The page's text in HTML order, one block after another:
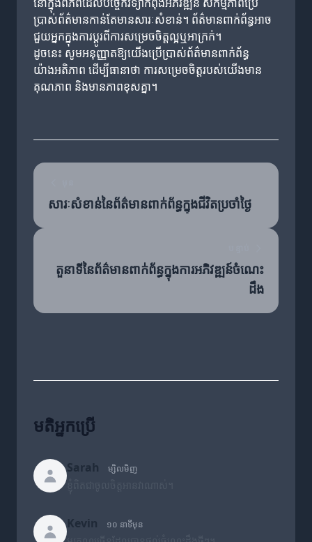
ប្រាស់ព័ត៌មានកាន់តែមានសារៈសំខាន់។ ព័ត៌មានពាក់ព័ន្ធអាច
ជួយអ្នកក្នុងការប្តូរពីការសម្រេចចិត្តល្អឬអាក្រក់។
ដូចនេះ សូមអនុញ្ញាតឱ្យយើងប្រើប្រាស់ព័ត៌មានពាក់ព័ន្ធ
យ៉ាងអតិភាព ដើម្បីធានាថា ការសម្រេចចិត្តរបស់យើងមាន
គុណភាព និងមានភាពខុសគ្នា។
សារៈសំខាន់នៃព័ត៌មានពាក់ព័ន្ធក្នុងជីវិតប្រចាំថ្ងៃ
តួនាទីនៃព័ត៌មានពាក់ព័ន្ធក្នុងការអភិវឌ្ឍន៍ចំណេះ
ដឹង
មតិអ្នកប្រើ
Sarah ម្សិលមិញ
Kevin ១០ នាទីមុន